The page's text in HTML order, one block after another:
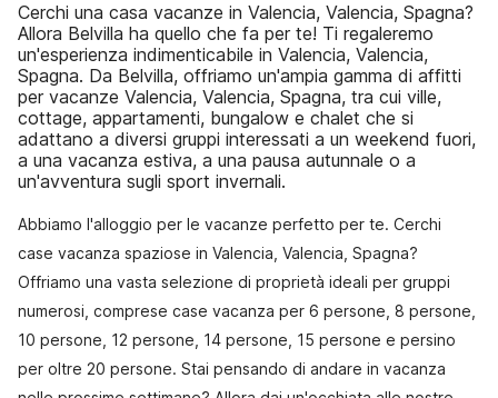
Cerchi una casa vacanze in Valencia, Valencia, Spagna?
Allora Belvilla ha quello che fa per te! Ti regaleremo
un'esperienza indimenticabile in Valencia, Valencia,
Spagna. Da Belvilla, offriamo un'ampia gamma di affitti
per vacanze Valencia, Valencia, Spagna, tra cui ville,
cottage, appartamenti, bungalow e chalet che si
adattano a diversi gruppi interessati a un weekend fuori,
a una vacanza estiva, a una pausa autunnale o a
un'avventura sugli sport invernali.
Abbiamo l'alloggio per le vacanze perfetto per te. Cerchi
case vacanza spaziose in Valencia, Valencia, Spagna?
Offriamo una vasta selezione di proprietà ideali per gruppi
numerosi, comprese case vacanza per 6 persone, 8 persone,
10 persone, 12 persone, 14 persone, 15 persone e persino
per oltre 20 persone. Stai pensando di andare in vacanza